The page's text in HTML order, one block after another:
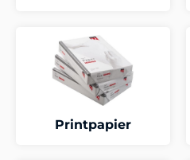
Printpapier